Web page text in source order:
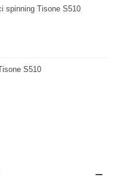
Tisone S510
S510